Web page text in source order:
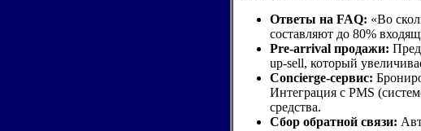
Ответы на FAQ: «Во
составляют до 80%
Pre-arrival продажи:
up-sell, который
Concierge-сервис:
Интеграция с PMS
средства.
Сбор обратной связи: